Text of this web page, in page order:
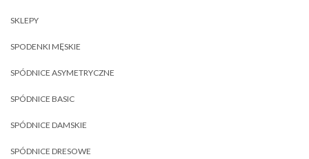
SKLEPY
SPODENKI MĘSKIE
SPÓDNICE ASYMETRYCZNE
SPÓDNICE BASIC
SPÓDNICE DAMSKIE
SPÓDNICE DRESOWE